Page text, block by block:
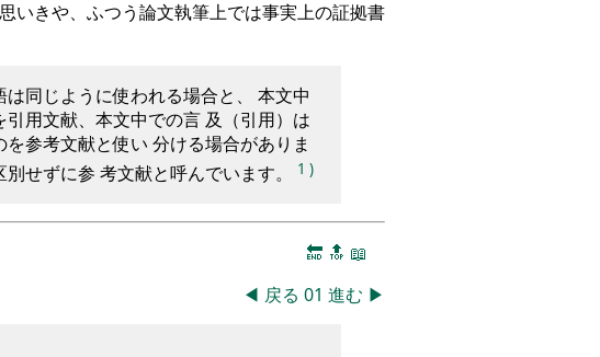
いきや、ふつう論文執筆上では事実上の証拠書
同じように使われる場合と、 本文中
用文献、本文中での言 及（引用）は
参考文献と使い 分ける場合がありま
せずに参 考文献と呼んでいます。
1 )
🔚 🔝 📖
◀ 戻る 01 進む ▶